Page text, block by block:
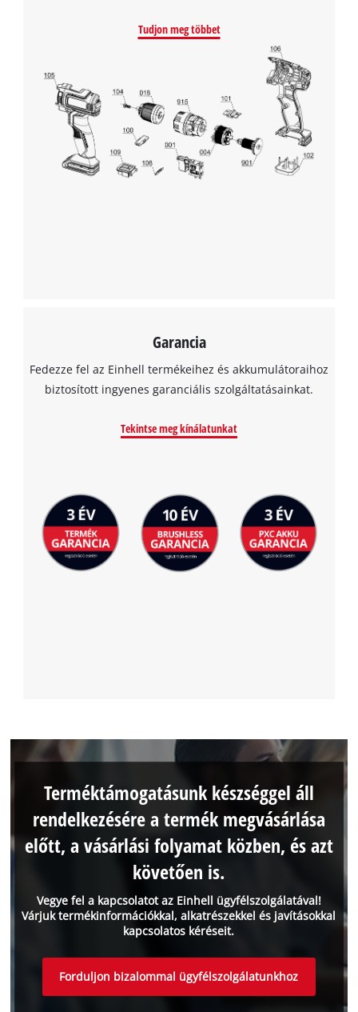
Tudjon meg többet
Garancia
Fedezze fel az Einhell termékeihez és akkumulátoraihoz
biztosított ingyenes garanciális szolgáltatásainkat.
Tekintse meg kínálatunkat
Vegye fel a kapcsolatot az Einhell ügyfélszolgálatával!
Várjuk termékinformációkkal, alkatrészekkel és javításokkal
kapcsolatos kéréseit.
Terméktámogatásunk készséggel áll
rendelkezésére a termék megvásárlása
előtt, a vásárlási folyamat közben, és azt
követően is.
Forduljon bizalommal ügyfélszolgálatunkhoz